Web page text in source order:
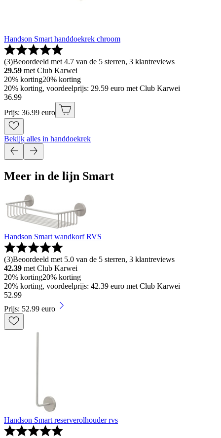
Handson Smart handdoekrek chroom
(3)Beoordeeld met 4.7 van de 5 sterren, 3 klantreviews
29.59 met Club Karwei
20% korting20% korting
20% korting, voordeelprijs: 29.59 euro met Club Karwei
36.99
Prijs: 36.99 euro
Bekijk alles in handdoekrek
Meer in de lijn Smart
Handson Smart wandkorf RVS
(3)Beoordeeld met 5.0 van de 5 sterren, 3 klantreviews
42.39 met Club Karwei
20% korting20% korting
20% korting, voordeelprijs: 42.39 euro met Club Karwei
52.99
Prijs: 52.99 euro
Handson Smart reserverolhouder rvs